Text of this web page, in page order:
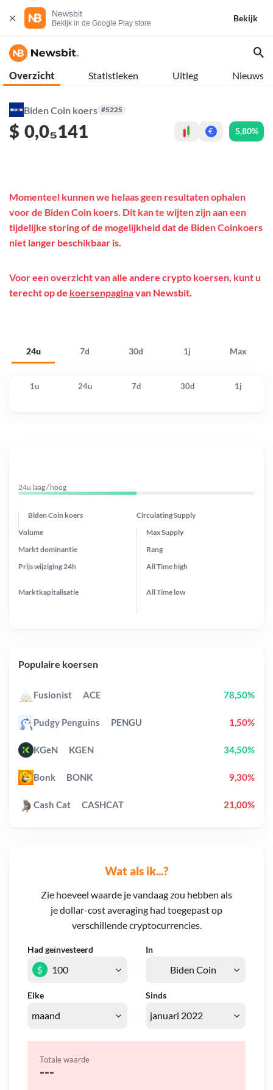
Newsbit
Bekijk in de Google Play store
Bekijk
Overzicht Statistieken Uitleg Nieuws
Biden Coin koers #5225
$ 0,0₅141 € 5,80%
24u 7d 30d 1j Max
Momenteel kunnen we helaas geen resultaten ophalen
voor de Biden Coin koers. Dit kan te wijten zijn aan een
tijdelijke storing of de mogelijkheid dat de Biden Coinkoers
niet langer beschikbaar is.
Voor een overzicht van alle andere crypto koersen, kunt u
terecht op de koersenpaginavan Newsbit.
1u 24u 7d 30d 1j
Wat als ik...?
Zie hoeveel waarde je vandaag zou hebben als
je dollar-cost averaging had toegepast op
verschillende cryptocurrencies.
Had geïnvesteerd In
Elke Sinds
$
Totale waarde
---
24u laag / hoog
Biden Coin koers Circulating Supply
Prijs wijziging 24h
Max Supply
Markt dominantie
Marktkapitalisatie
Volume
Rang
All Timehigh
All Time low
Populaire koersen
Fusionist ACE 78,50%
Pudgy Penguins PENGU 1,50%
KGeN KGEN 34,50%
Bonk BONK 9,30%
Cash Cat CASHCAT 21,00%